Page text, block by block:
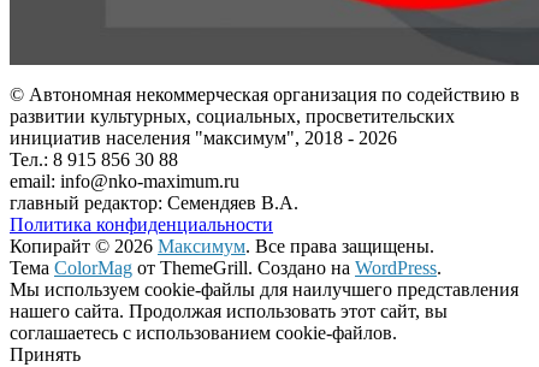
© Автономная некоммерческая организация по содействию в
развитии культурных, социальных, просветительских
инициатив населения "максимум", 2018 - 2026
Тел.: 8 915 856 30 88
email: info@nko-maximum.ru
главный редактор: Семендяев В.А.
Политика конфиденциальности
Копирайт © 2026 Максимум. Все права защищены.
Тема ColorMag от ThemeGrill. Создано на WordPress.
Мы используем cookie-файлы для наилучшего представления
нашего сайта. Продолжая использовать этот сайт, вы
соглашаетесь с использованием cookie-файлов.
Принять